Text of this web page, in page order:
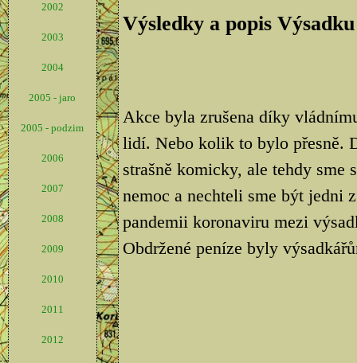
2002
2003
2004
2005 - jaro
2005 - podzim
2006
2007
2008
2009
2010
2011
2012
Výsledky a popis Výsadku
Akce byla zrušena díky
lidí. Nebo kolik to bylo přesně.
strašně komicky, ale tehdy sme
nemoc a nechteli sme být jedni
pandemii koronaviru mezi
Obdržené peníze byly